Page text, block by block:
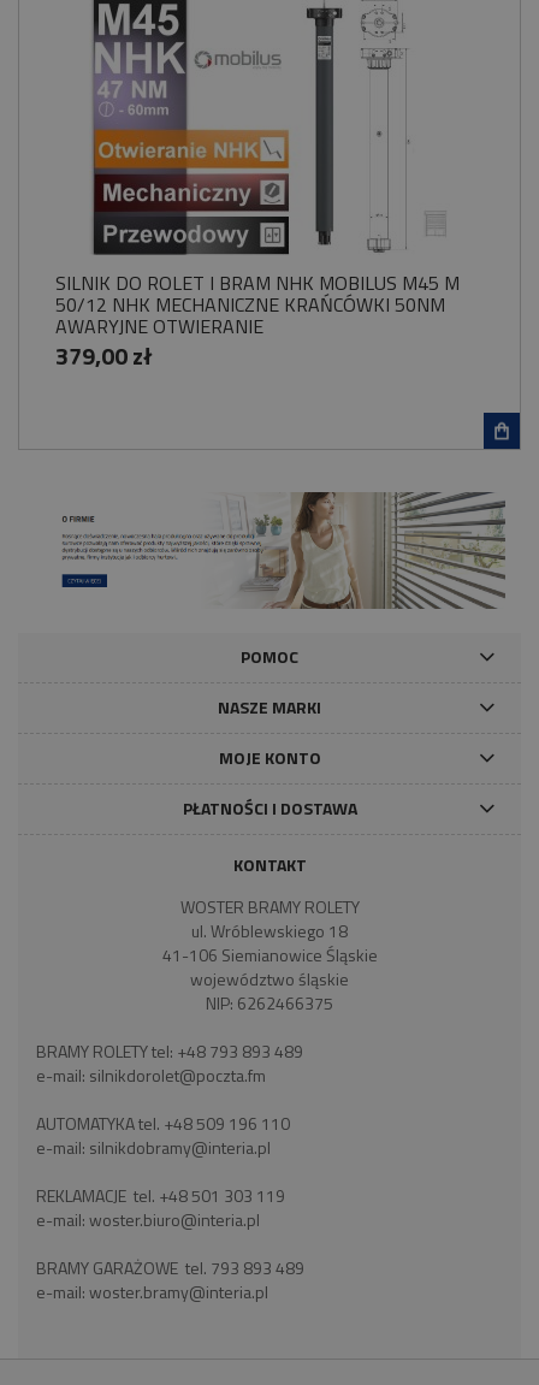
SILNIK DO ROLET I BRAM NHK MOBILUS M45 M
50/12 NHK MECHANICZNE KRAŃCÓWKI 50NM
AWARYJNE OTWIERANIE
379,00 zł
POMOC
NASZE MARKI
MOJE KONTO
PŁATNOŚCI I DOSTAWA
KONTAKT
WOSTER BRAMY ROLETY
ul. Wróblewskiego 18
41-106 Siemianowice Śląskie
województwo śląskie
NIP: 6262466375
BRAMY ROLETY tel: +48 793 893 489
e-mail: silnikdorolet@poczta.fm
AUTOMATYKA tel. +48 509 196 110
e-mail: silnikdobramy@interia.pl
REKLAMACJE tel. +48 501 303 119
e-mail:woster.biuro@interia.pl
BRAMY GARAŻOWE tel. 793 893 489
e-mail:woster.bramy@interia.pl